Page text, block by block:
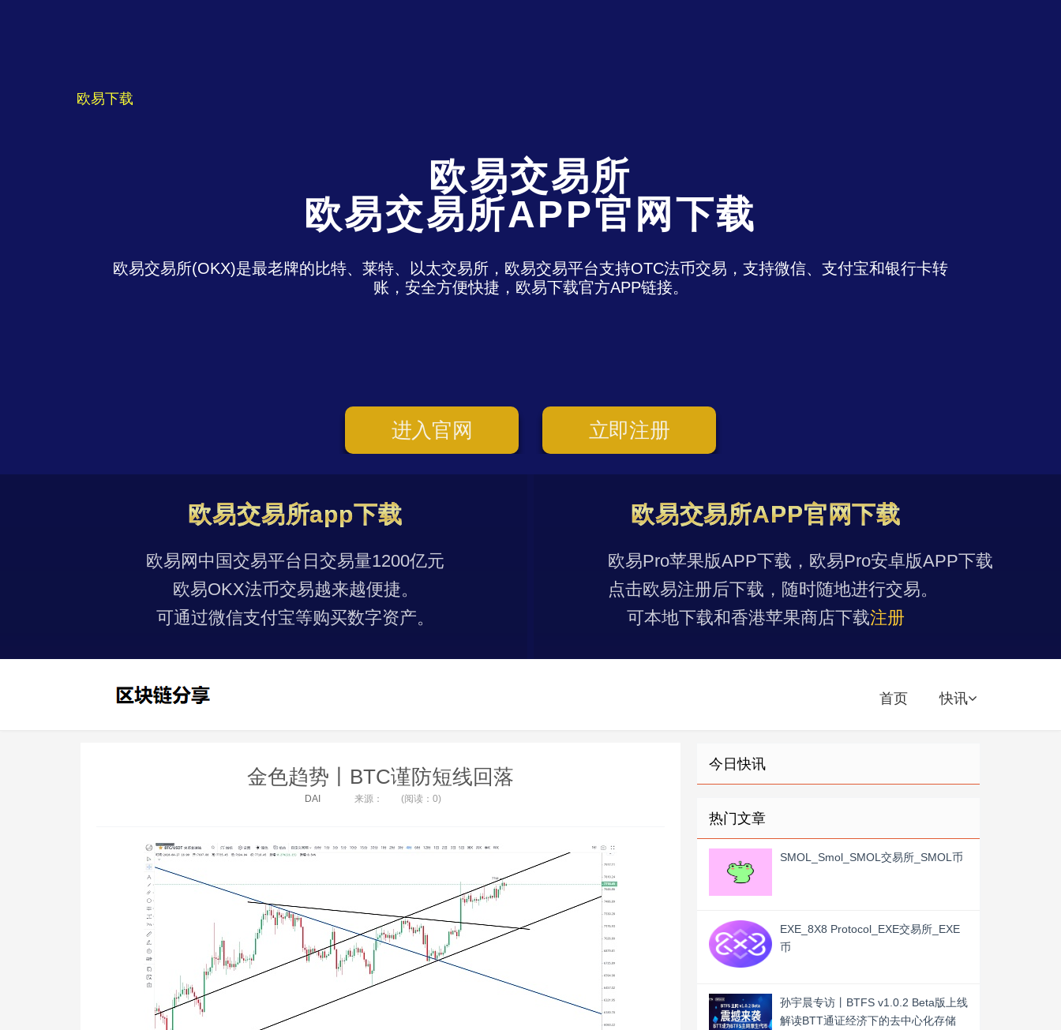
欧易下载
欧易交易所
欧易交易所APP官网下载
欧易交易所(OKX)是最老牌的比特、莱特、以太交易所，欧易交易平台支持OTC法币交易，支持微信、支付宝和银行卡转
账，安全方便快捷，欧易下载官方APP链接。
进入官网 立即注册
欧易交易所app下载
欧易网中国交易平台日交易量1200亿元
欧易OKX法币交易越来越便捷。
可通过微信支付宝等购买数字资产。
欧易交易所APP官网下载
欧易Pro苹果版APP下载，欧易Pro安卓版APP下载
点击欧易注册后下载，随时随地进行交易。
可本地下载和香港苹果商店下载注册
首页 快讯
金色趋势丨BTC谨防短线回落
DAI 来源： (阅读：0)
今日快讯
热门文章
SMOL_Smol_SMOL交易所_SMOL币
EXE_8X8 Protocol_EXE交易所_EXE
币
孙宇晨专访丨BTFS v1.0.2 Beta版上线
解读BTT通证经济下的去中心化存储